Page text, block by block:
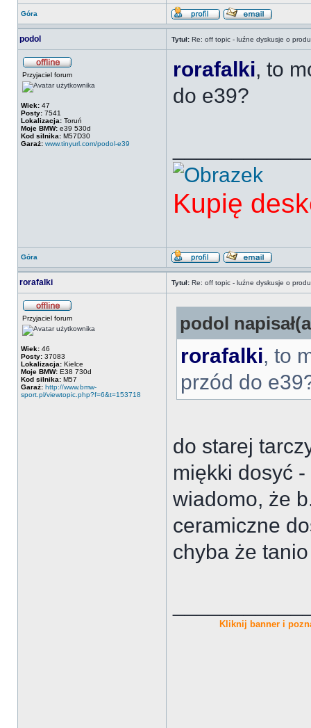
Góra
podol Tytuł: Re: off topic - luźne dyskusje o
Przyjaciel forum
Wiek: 47
Posty: 7541
Lokalizacja: Toruń
Moje BMW: e39 530d
Kod silnika: M57D30
Garaż: www.tinyurl.com/podol-e39
rorafalki, to
do e39?
Kupię
Góra
rorafalki Tytuł: Re: off topic - luźne dyskusje o
Przyjaciel forum
Wiek: 46
Posty: 37083
Lokalizacja: Kielce
Moje BMW: E38 730d
Kod silnika: M57
Garaż: http://www.bmw-
sport.pl/viewtopic.php?f=6&t=153718
podol
rorafalki, to
przód do
do starej
miękki dosyć
wiadomo, że
ceramiczne
chyba że
Kliknij banner i